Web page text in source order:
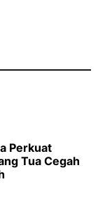
Perkuat
Tua Cegah